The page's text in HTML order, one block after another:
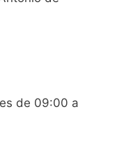
de 09:00 a